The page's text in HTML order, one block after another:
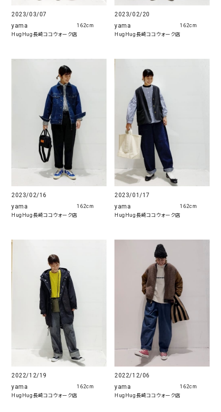
2023/03/07
yama
HugHug長崎ココウォーク店
162cm
2023/02/20
yama
HugHug長崎ココウォーク店
162cm
2023/02/16
yama
HugHug長崎ココウォーク店
162cm
2023/01/17
yama
HugHug長崎ココウォーク店
162cm
2022/12/19
yama
HugHug長崎ココウォーク店
162cm
2022/12/06
yama
HugHug長崎ココウォーク店
162cm